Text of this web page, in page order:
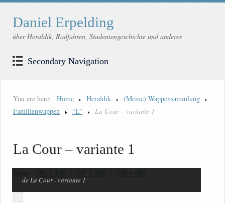
Daniel Erpelding
über Heraldik, Radfahren, Studentengeschichte und anderes
Secondary Navigation
You are here: Home Heraldik
(Meine) Wappensammlung
Familienwappen
“L” La Cour – variante 1
La Cour – variante 1
150 × 150 247 × 300 700 × 850
de La Cour - variante 1